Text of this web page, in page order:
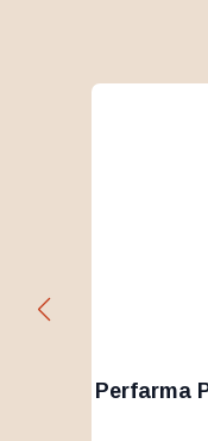
Perfarma